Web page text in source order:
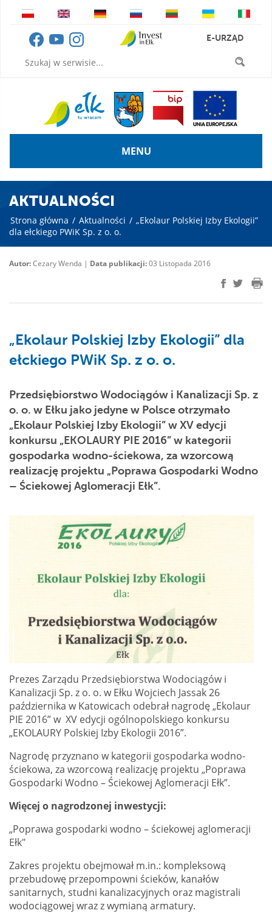
E-URZĄD
MENU
AKTUALNOŚCI
Strona główna / Aktualności / „Ekolaur Polskiej Izby Ekologii”
dla ełckiego PWiK Sp. z o. o.
Autor:Cezary Wenda | Data publikacji:03 Listopada 2016
„Ekolaur Polskiej Izby Ekologii” dla
ełckiego PWiK Sp. z o. o.
Przedsiębiorstwo Wodociągów i Kanalizacji Sp. z
o. o. w Ełku jako jedyne w Polsce otrzymało
„Ekolaur Polskiej Izby Ekologii” w XV edycji
konkursu „EKOLAURY PIE 2016” w kategorii
gospodarka wodno-ściekowa, za wzorcową
realizację projektu „Poprawa Gospodarki Wodno
– Ściekowej Aglomeracji Ełk”.
Prezes Zarządu Przedsiębiorstwa Wodociągów i
Kanalizacji Sp. z o. o. w Ełku Wojciech Jassak 26
października w Katowicach odebrał nagrodę „Ekolaur
PIE 2016” w XV edycji ogólnopolskiego konkursu
„EKOLAURY Polskiej Izby Ekologii 2016”.
Nagrodę przyznano w kategorii gospodarka wodno-
ściekowa, za wzorcową realizację projektu „Poprawa
Gospodarki Wodno – Ściekowej Aglomeracji Ełk”.
Więcej o nagrodzonej inwestycji:
„Poprawa gospodarki wodno – ściekowej aglomeracji
Ełk"
Zakres projektu obejmował m.in.: kompleksową
przebudowę przepompowni ścieków, kanałów
sanitarnych, studni kanalizacyjnych oraz magistrali
wodociągowej wraz z wymianą armatury.